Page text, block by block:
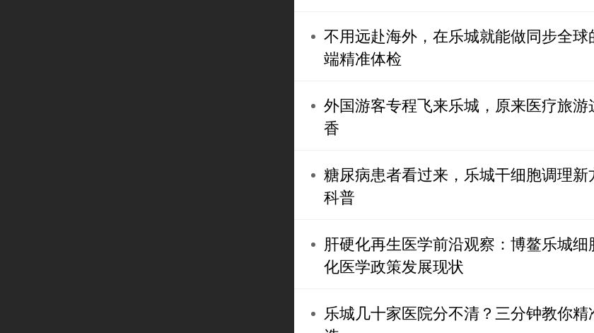
不用远赴海外，在乐城就能做同步全球
端精准体检
外国游客专程飞来乐城，原来医疗旅游
香
糖尿病患者看过来，乐城干细胞调理新
科普
肝硬化再生医学前沿观察：博鳌乐城细
化医学政策发展现状
乐城几十家医院分不清？三分钟教你精